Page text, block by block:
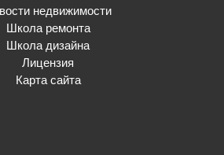
недвижимости
Школа ремонта
Школа дизайна
Лицензия
Карта сайта